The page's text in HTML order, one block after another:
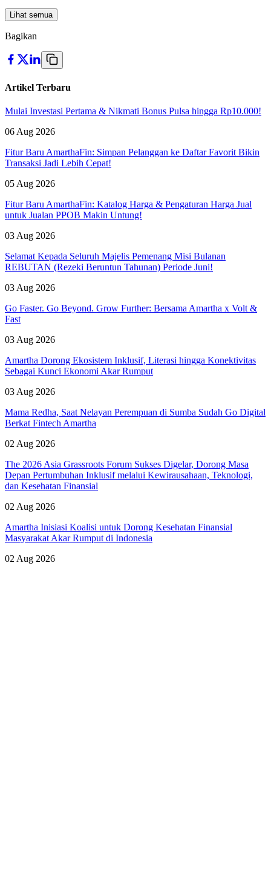
Lihat semua
Bagikan
Artikel Terbaru
Mulai Investasi Pertama & Nikmati Bonus Pulsa hingga Rp10.000!
06 Aug 2026
Fitur Baru AmarthaFin: Simpan Pelanggan ke Daftar Favorit Bikin
Transaksi Jadi Lebih Cepat!
05 Aug 2026
Fitur Baru AmarthaFin: Katalog Harga & Pengaturan Harga Jual
untuk Jualan PPOB Makin Untung!
03 Aug 2026
Selamat Kepada Seluruh Majelis Pemenang Misi Bulanan
REBUTAN (Rezeki Beruntun Tahunan) Periode Juni!
03 Aug 2026
Go Faster. Go Beyond. Grow Further: Bersama Amartha x Volt &
Fast
03 Aug 2026
Amartha Dorong Ekosistem Inklusif, Literasi hingga Konektivitas
Sebagai Kunci Ekonomi Akar Rumput
03 Aug 2026
Mama Redha, Saat Nelayan Perempuan di Sumba Sudah Go Digital
Berkat Fintech Amartha
02 Aug 2026
The 2026 Asia Grassroots Forum Sukses Digelar, Dorong Masa
Depan Pertumbuhan Inklusif melalui Kewirausahaan, Teknologi,
dan Kesehatan Finansial
02 Aug 2026
Amartha Inisiasi Koalisi untuk Dorong Kesehatan Finansial
Masyarakat Akar Rumput di Indonesia
02 Aug 2026